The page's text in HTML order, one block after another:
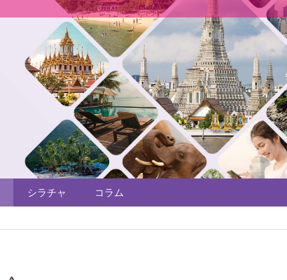
シラチャ コラム